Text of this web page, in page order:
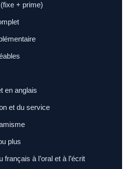
+ prime)
en anglais
et du service
plus
français à l’oral et à l’écrit